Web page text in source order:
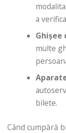
a
Ghișee
multe
bilete.
Când cumpără